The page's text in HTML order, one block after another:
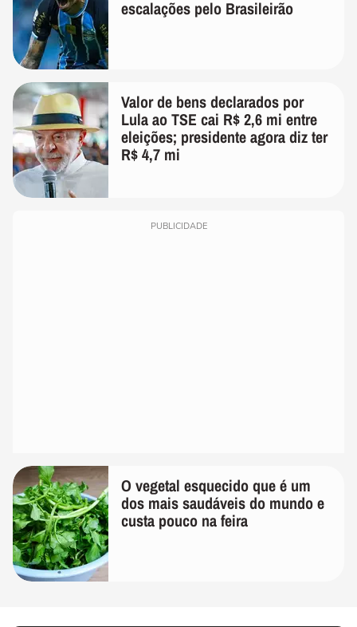
escalações pelo Brasileirão
Valor de bens declarados por
Lula ao TSE cai R$ 2,6 mi entre
eleições; presidente agora diz ter
R$ 4,7 mi
PUBLICIDADE
O vegetal esquecido que é um
dos mais saudáveis do mundo e
custa pouco na feira